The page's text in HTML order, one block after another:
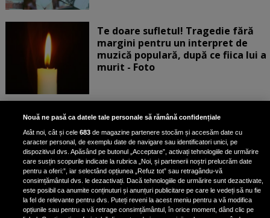
Te doare sufletul! Tragedie fără
margini pentru un interpret de
muzică populară, după ce fiica lui a
murit - Foto
Bantu Culture: Punte între culturi,
prin artă și tradiții afro. Interviu
exclusiv cu Virginia Usiku,
fondatoarea proiectului
Veste cumplită pentru Lidia Buble.
A murit un important membru al
Nouă ne pasă ca datele tale personale să rămână confidențiale
Atât noi, cât și cele683 de magazine partenere stocăm și accesăm date cu
caracter personal, de exemplu date de navigare sau identificatori unici, pe
dispozitivul dvs. Apăsând pe butonul „Acceptare”, activați tehnologiile de urmărire
care susțin scopurile indicate la rubrica „Noi, și partenerii noștri prelucrăm date
pentru a oferi:”, iar selectând opțiunea „Refuz tot” sau retragându-vă
consimțământul dvs. le dezactivați. Dacă tehnologiile de urmărire sunt dezactivate,
este posibil ca anumite conținuturi și anunțuri publicitare pe care le vedeți să nu fie
la fel de relevante pentru dvs. Puteți reveni la acest meniu pentru a vă modifica
opțiunile sau pentru a vă retrage consimțământul, în orice moment, dând clic pe